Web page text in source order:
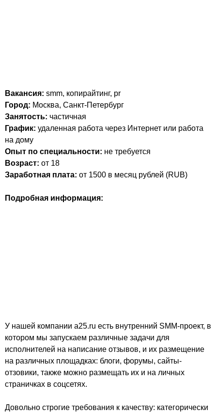
Вакансия: smm, копирайтинг, pr
Город: Москва, Санкт-Петербург
Занятость: частичная
График: удаленная работа через Интернет или работа
на дому
Опыт по специальности: не требуется
Возраст: от 18
Заработная плата: от 1500 в месяц рублей (RUB)
Подробная информация:
У нашей компании a25.ru есть внутренний SMM-проект, в
котором мы запускаем различные задачи для
исполнителей на написание отзывов, и их размещение
на различных площадках: блоги, форумы, сайты-
отзовики, также можно размещать их и на личных
страничках в соцсетях.
Довольно строгие требования к качеству: категорически